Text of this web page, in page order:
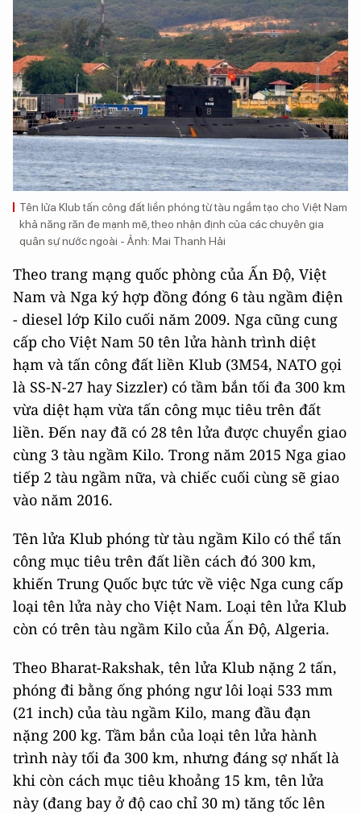
Tên lửa Klub tấn công đất liền phóng từ tàu ngầm tạo cho Việt Nam
khả năng răn đe mạnh mẽ, theo nhận định của các chuyên gia
quân sự nước ngoài - Ảnh: Mai Thanh Hải
Theo trang mạng quốc phòng của Ấn Độ, Việt
Nam và Nga ký hợp đồng đóng 6 tàu ngầm điện
- diesel lớp Kilo cuối năm 2009. Nga cũng cung
cấp cho Việt Nam 50 tên lửa hành trình diệt
hạm và tấn công đất liền Klub (3M54, NATO gọi
là SS-N-27 hay Sizzler) có tầm bắn tối đa 300 km
vừa diệt hạm vừa tấn công mục tiêu trên đất
liền. Đến nay đã có 28 tên lửa được chuyển giao
cùng 3 tàu ngầm Kilo. Trong năm 2015 Nga giao
tiếp 2 tàu ngầm nữa, và chiếc cuối cùng sẽ giao
vào năm 2016.
Tên lửa Klub phóng từ tàu ngầm Kilo có thể tấn
công mục tiêu trên đất liền cách đó 300 km,
khiến Trung Quốc bực tức về việc Nga cung cấp
loại tên lửa này cho Việt Nam. Loại tên lửa Klub
còn có trên tàu ngầm Kilo của Ấn Độ, Algeria.
Theo Bharat-Rakshak, tên lửa Klub nặng 2 tấn,
phóng đi bằng ống phóng ngư lôi loại 533 mm
(21 inch) của tàu ngầm Kilo, mang đầu đạn
nặng 200 kg. Tầm bắn của loại tên lửa hành
trình này tối đa 300 km, nhưng đáng sợ nhất là
khi còn cách mục tiêu khoảng 15 km, tên lửa
này (đang bay ở độ cao chỉ 30 m) tăng tốc lên